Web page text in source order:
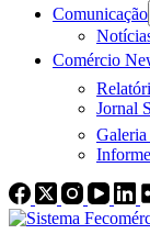
Comunicação
Comércio
Jornal
Galeria